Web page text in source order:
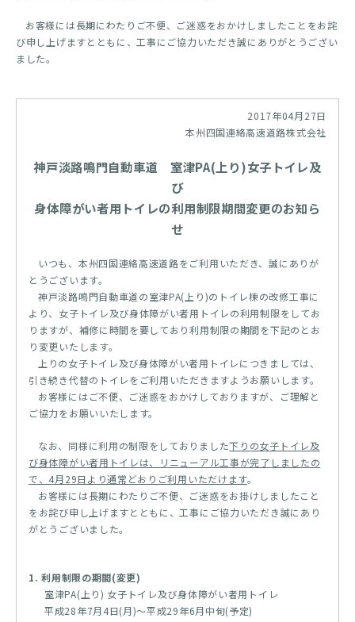
お客様には長期にわたりご不便、ご迷惑をおかけしましたことをお詫
び申し上げますとともに、工事にご協力いただき誠にありがとうござい
ました。
2017年04月27日
本州四国連絡高速道路株式会社
神戸淡路鳴門自動車道 室津PA(上り)女子トイレ及
び
身体障がい者用トイレの利用制限期間変更のお知ら
せ
いつも、本州四国連絡高速道路をご利用いただき、誠にありが
とうございます。
神戸淡路鳴門自動車道の室津PA(上り)のトイレ棟の改修工事に
より、女子トイレ及び身体障がい者用トイレの利用制限をしてお
りますが、補修に時間を要しており利用制限の期間を下記のとお
り変更いたします。
上りの女子トイレ及び身体障がい者用トイレにつきましては、
引き続き代替のトイレをご利用いただきますようお願いします。
お客様にはご不便、ご迷惑をおかけしておりますが、ご理解と
ご協力をお願いいたします。
なお、同様に利用の制限をしておりました下りの女子トイレ及
び身体障がい者用トイレは、リニューアル工事が完了しましたの
で、4月29日より通常どおりご利用いただけます。
お客様には長期にわたりご不便、ご迷惑をお掛けしましたこと
をお詫び申し上げますとともに、工事にご協力いただき誠にあり
がとうございました。
1. 利用制限の期間(変更)
室津PA(上り) 女子トイレ及び身体障がい者用トイレ
平成28年7月4日(月)～平成29年6月中旬(予定)